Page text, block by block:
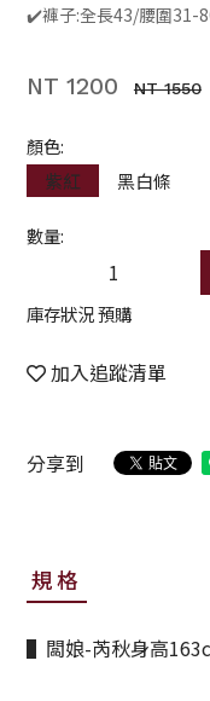
✔️褲子:全長43/腰圍31-
NT 1200 NT 1550
顏色:
紫紅
黑白條
數量:
庫存狀況 預購
加入追蹤清單
分享到
規格
▌闆娘-芮秋身高